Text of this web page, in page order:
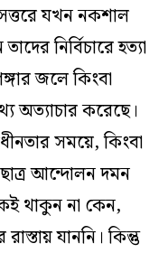
যখন নকশাল
নির্বিচারে হত্যা
জলে কিংবা
অত্যাচার করেছে।
সময়ে, কিংবা
আন্দোলন দমন
থাকুন না কেন,
যাননি। কিন্তু